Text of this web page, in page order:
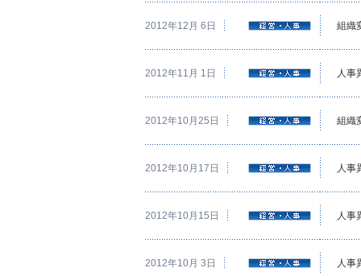
2012年12月 6日 組織
2012年11月 1日 人事
2012年10月25日 組織
2012年10月17日 人事
2012年10月15日 人事
2012年10月 3日 人事